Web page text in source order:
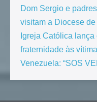
Dom Sergio e
visitam a Diocese
Igreja Católica
fraternidade às
Venezuela: “SOS